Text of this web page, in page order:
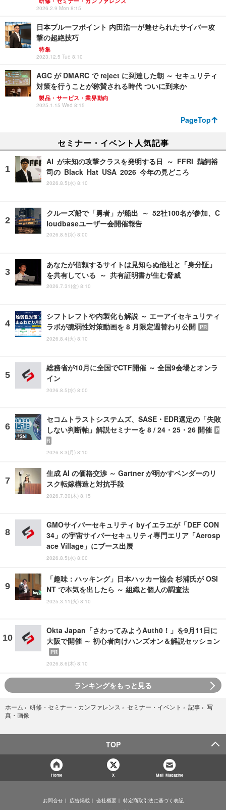
2026.2.9 Mon 8:15
日本プルーフポイント 内田浩一が魅せられたサイバー攻
撃の超絶技巧
特集
2023.12.5 Tue 8:10
AGC が DMARC で reject に到達した朝 ～ セキュリティ
対策を行うことが称賛される時代 ついに到来か
製品・サービス・業界動向
2025.1.15 Wed 8:15
PageTop
セミナー・イベント人気記事
AI が未知の攻撃クラスを発明する日 ～ FFRI 鵜飼裕
司の Black Hat USA 2026 今年の見どころ
2026.8.5(水) 8:10
クルーズ船で「勇者」が船出 ～ 52社100名が参加、C
loudbaseユーザー会開催報告
2026.8.5(水) 8:00
あなたが信頼するサイトは見知らぬ他社と「身分証」
を共有している ～ 共有証明書が生む脅威
2026.7.31(金) 8:10
シフトレフトや内製化も解説 ～ エーアイセキュリティ
ラボが脆弱性対策動画を 8 月限定週替わり公開 PR
2026.8.4(火) 8:10
総務省が10月に全国でCTF開催 ～ 全国9会場とオンラ
イン
2026.8.5(水) 8:00
セコムトラストシステムズ、SASE・EDR選定の「失敗
しない判断軸」解説セミナーを 8 / 24・25・26 開催 P
R
2026.8.3(月) 8:10
生成 AI の価格交渉 ～ Gartner が明かすベンダーのリ
スク転嫁構造と対抗手段
2026.7.30(木) 8:15
GMOサイバーセキュリティ byイエラエが「DEF CON
34」の宇宙サイバーセキュリティ専門エリア「Aerosp
ace Village」にブース出展
2026.8.5(水) 8:00
「趣味：ハッキング」日本ハッカー協会 杉浦氏が OSI
NT で本気を出したら ～ 組織と個人の調査法
2025.3.11(火) 8:10
Okta Japan「さわってみようAuth0！」を9月11日に
大阪で開催 ～ 初心者向けハンズオン＆解説セッション
PR
2026.8.6(木) 8:10
ランキングをもっと見る
ホーム › 研修・セミナー・カンファレンス › セミナー・イベント › 記事 › 写
真・画像
TOP
Home X Mail Magazine
お問合せ 広告掲載 会社概要
特定商取引法に基づく表記